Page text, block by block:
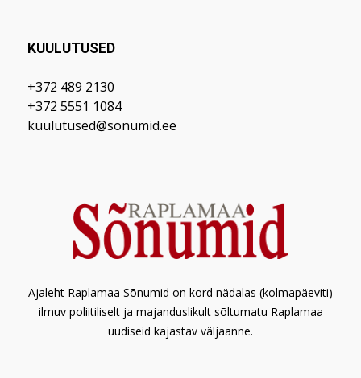
KUULUTUSED
+372 489 2130
+372 5551 1084
kuulutused@sonumid.ee
Ajaleht Raplamaa Sõnumid on kord nädalas (kolmapäeviti)
ilmuv poliitiliselt ja majanduslikult sõltumatu Raplamaa
uudiseid kajastav väljaanne.